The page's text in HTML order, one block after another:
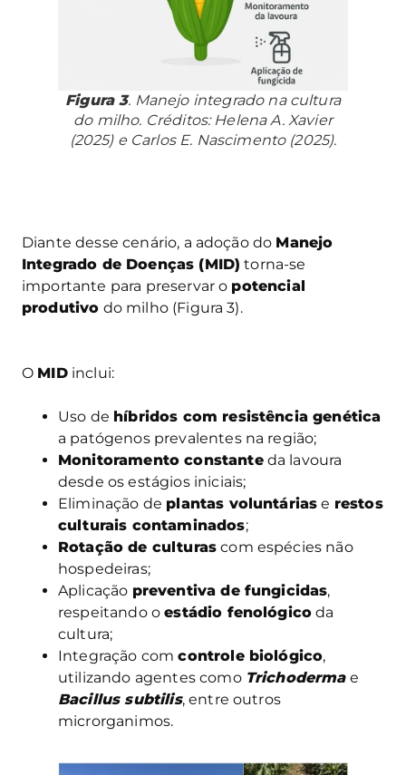
Figura 3. Manejo integrado na cultura
do milho. Créditos: Helena A. Xavier
(2025) e Carlos E. Nascimento (2025).
Diante desse cenário, a adoção do Manejo
Integrado de Doenças (MID) torna-se
importante para preservar o potencial
produtivo do milho (Figura 3).
O MIDinclui:
Uso de híbridos com resistência genética
a patógenos prevalentes na região;
Monitoramento constanteda lavoura
desde os estágios iniciais;
Eliminação de plantas voluntárias e restos
culturais contaminados;
Rotação de culturas com espécies não
hospedeiras;
Aplicação preventiva de fungicidas,
respeitando oestádio fenológico da
cultura;
Integração comcontrole biológico,
utilizando agentes como Trichodermae
Bacillus subtilis, entre outros
microrganimos.